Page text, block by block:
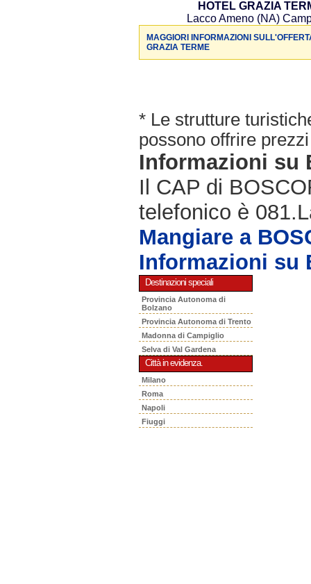
HOTEL GRAZIA
Lacco Ameno (NA)
MAGGIORI INFORMAZIONI
GRAZIA TERME
* Le strutture
possono offrire
Informazioni su
Il CAP di
telefonico è
Mangiare a
Informazioni su
Destinazioni speciali
Provincia Autonoma di
Bolzano
Provincia Autonoma di Trento
Madonna di Campiglio
Selva di Val Gardena
Città in evidenza.
Milano
Roma
Napoli
Fiuggi